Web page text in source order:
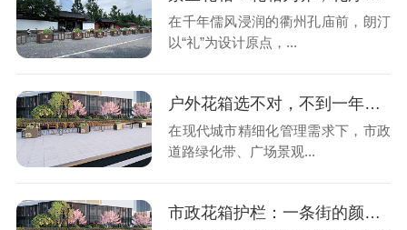
在千年儒风浸润的衢州孔庙前，朗汀
以“礼”为设计原点，...
户外花箱选不对，不到一年就报废！高颜值+长效耐用才是硬标准
在现代城市精细化管理需求下，市政
道路绿化带、广场景观...
市政花箱护栏：一条街的颜值，从一组花箱护栏开始